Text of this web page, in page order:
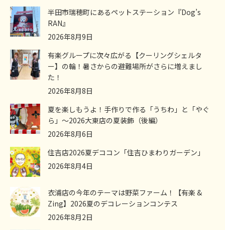
半田市瑞穂町にあるペットステーション『Dog’s
RAN』
2026年8月9日
有楽グループに次々広がる【クーリングシェルタ
ー】の輪！暑さからの避難場所がさらに増えまし
た！
2026年8月8日
夏を楽しもうよ！手作りで作る「うちわ」と「やぐ
ら」～2026大東店の夏装飾（後編）
2026年8月6日
住吉店2026夏デココン「住吉ひまわりガーデン」
2026年8月4日
衣浦店の今年のテーマは野菜ファーム！【有楽 &
Zing】2026夏のデコレーションコンテス
2026年8月2日